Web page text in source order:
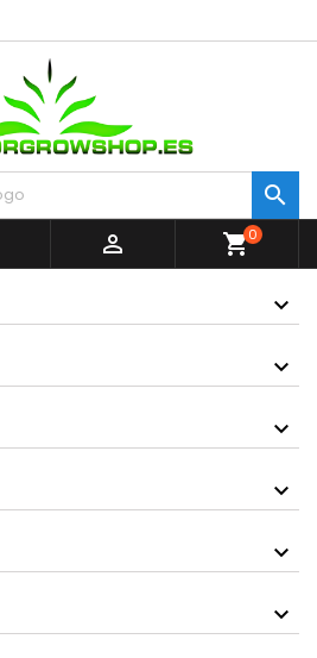

 shopping_cart0